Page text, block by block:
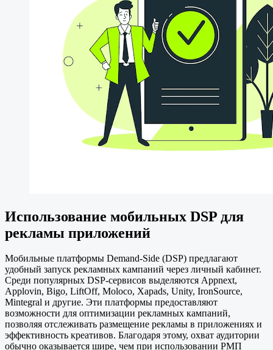
Использование мобильных DSP для
рекламы приложений
Мобильные платформы Demand-Side (DSP) предлагают
удобный запуск рекламных кампаний через личный кабинет.
Среди популярных DSP-сервисов выделяются Appnext,
Applovin, Bigo, LiftOff, Moloco, Xapads, Unity, IronSource,
Mintegral и другие. Эти платформы предоставляют
возможности для оптимизации рекламных кампаний,
позволяя отслеживать размещение рекламы в приложениях и
эффективность креативов. Благодаря этому, охват аудитории
обычно оказывается шире, чем при использовании РМП